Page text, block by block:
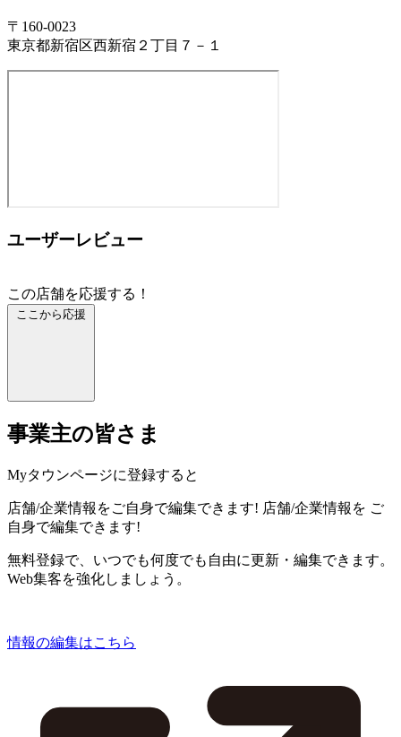
〒160-0023
東京都新宿区西新宿２丁目７－１
ユーザーレビュー
この店舗を応援する！
ここから応援
事業主の皆さま
Myタウンページに登録すると
店舗/企業情報をご自身で編集できます! 店舗/企業情報を ご
自身で編集できます!
無料登録で、いつでも何度でも自由に更新・編集できます。
Web集客を強化しましょう。
情報の編集はこちら